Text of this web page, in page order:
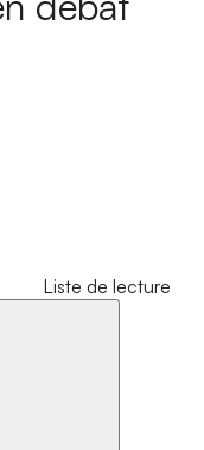
Liste de lecture